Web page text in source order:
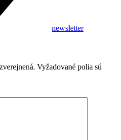
newsletter
Vyžadované polia sú